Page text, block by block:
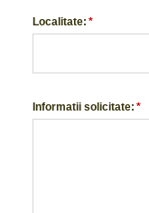
Localitate: *
Informatii solicitate: *